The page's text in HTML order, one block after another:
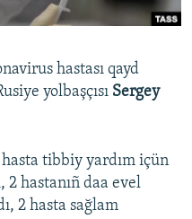
hastası qayd
yolbaşçısı Sergey
tibbiy yardım içün
hastanıñ daa evel
2 hasta sağlam